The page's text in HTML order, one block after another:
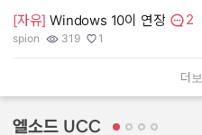
더
[자유] Windows 10이 연장 댓글
2
작성자:
spion
조회수:
319
추천수:
1
엘소드 UCC